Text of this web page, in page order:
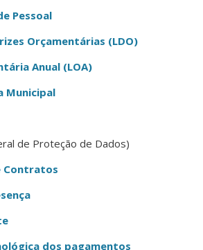
Pessoal
Orçamentárias (LDO)
Anual (LOA)
Municipal
de Proteção de Dados)
Contratos
dos pagamentos